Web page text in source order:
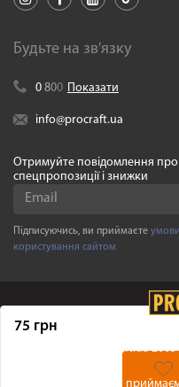
75 грн
Будьте на зв'язку
0 800 Показати
info@procraft.ua
Отримуйте повідомлення про
спецпропозиції і знижки
Підписуючись, ви приймаєте
користування сайтом
Procraft.ua2005-
Ми